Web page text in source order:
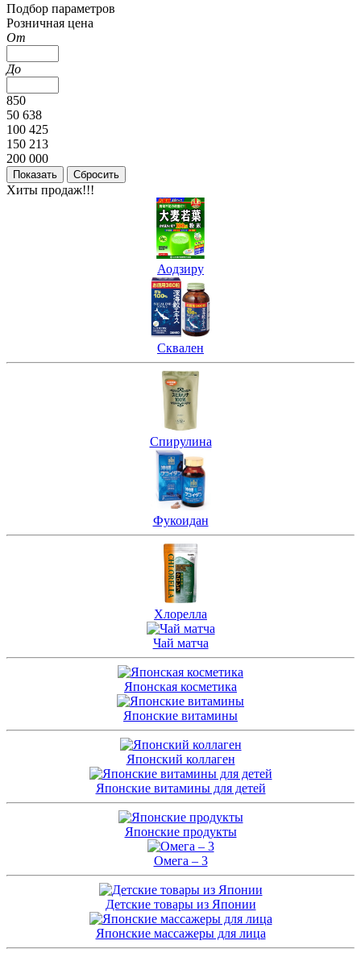
Подбор параметров
Розничная цена
От
До
850
50 638
100 425
150 213
200 000
Хиты продаж!!!
Аодзиру
Сквален
Спирулина
Фукоидан
Хлорелла
Чай матча
Японская косметика
Японские витамины
Японский коллаген
Японские витамины для детей
Японские продукты
Омега – 3
Детские товары из Японии
Японские массажеры для лица